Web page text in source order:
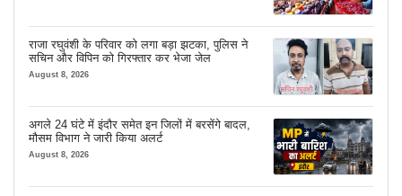
राजा रघुवंशी के परिवार को लगा बड़ा झटका, पुलिस ने
सचिन और विपिन को गिरफ्तार कर भेजा जेल
August 8, 2026
अगले 24 घंटे में इंदौर समेत इन जिलों में बरसेंगे बादल,
मौसम विभाग ने जारी किया अलर्ट
August 8, 2026